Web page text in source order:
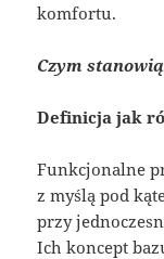
komfortu.
Czym
Definicja jak
Funkcjonalne
z myślą pod
przy
Ich koncept